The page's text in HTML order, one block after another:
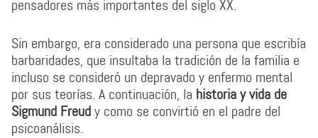
pensadores más importantes del siglo XX.
Sin embargo, era considerado una persona que escribía
barbaridades, que insultaba la tradición de la familia e
incluso se consideró un depravado y enfermo mental
por sus teorías. A continuación, la historia y vida de
Sigmund Freudy como se convirtió en el padre del
psicoanálisis.